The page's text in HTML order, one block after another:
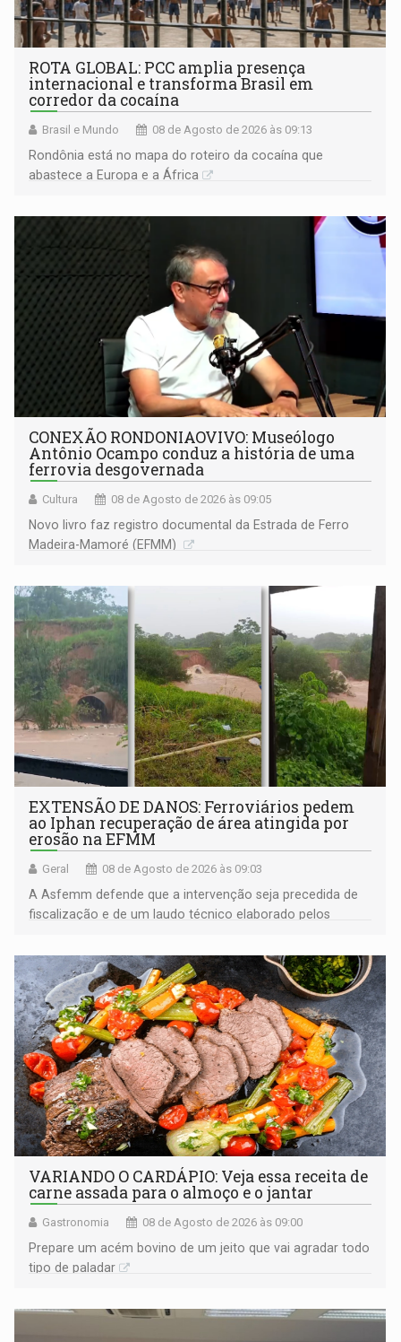
ROTA GLOBAL: PCC amplia presença
internacional e transforma Brasil em
corredor da cocaína
Brasil e Mundo 08 de Agosto de 2026 às 09:13
Rondônia está no mapa do roteiro da cocaína que
abastece a Europa e a África
CONEXÃO RONDONIAOVIVO: Museólogo
Antônio Ocampo conduz a história de uma
ferrovia desgovernada
Cultura 08 de Agosto de 2026 às 09:05
Novo livro faz registro documental da Estrada de Ferro
Madeira-Mamoré (EFMM)
EXTENSÃO DE DANOS: Ferroviários pedem
ao Iphan recuperação de área atingida por
erosão na EFMM
Geral 08 de Agosto de 2026 às 09:03
A Asfemm defende que a intervenção seja precedida de
fiscalização e de um laudo técnico elaborado pelos
VARIANDO O CARDÁPIO: Veja essa receita de
carne assada para o almoço e o jantar
Gastronomia 08 de Agosto de 2026 às 09:00
Prepare um acém bovino de um jeito que vai agradar todo
tipo de paladar